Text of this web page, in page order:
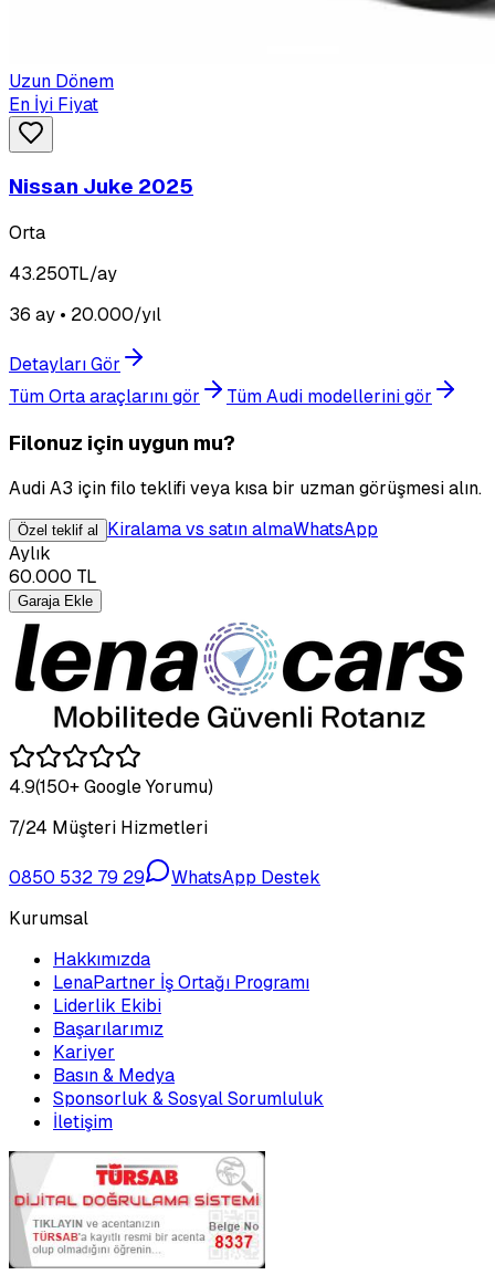
Uzun Dönem
En İyi Fiyat
Nissan Juke 2025
Orta
43.250TL/ay
36 ay • 20.000/yıl
Detayları Gör
Tüm Orta araçlarını gör
Tüm Audi modellerini gör
Filonuz için uygun mu?
Audi A3 için filo teklifi veya kısa bir uzman görüşmesi alın.
Özel teklif al Kiralama vs satın almaWhatsApp
Aylık
60.000 TL
Garaja Ekle
4.9(150+ Google Yorumu)
7/24 Müşteri Hizmetleri
0850 532 79 29
WhatsApp Destek
Kurumsal
Hakkımızda
LenaPartner İş Ortağı Programı
Liderlik Ekibi
Başarılarımız
Kariyer
Basın & Medya
Sponsorluk & Sosyal Sorumluluk
İletişim